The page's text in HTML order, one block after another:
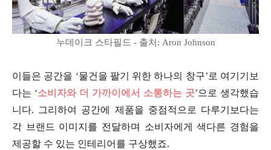
누데이크 스타필드 - 출처: Aron Johnson
이들은 공간을 ‘물건을 팔기 위한 하나의 창구’로 여기기보
다는 ‘소비자와 더 가까이에서 소통하는 곳’으로 생각했습
니다. 그리하여 공간에 제품을 중점적으로 다루기보다는
각 브랜드 이미지를 전달하며 소비자에게 색다른 경험을
제공할 수 있는 인테리어를 구상했죠.